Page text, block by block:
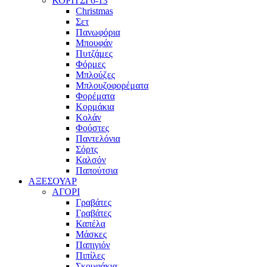
Christmas
Σετ
Πανωφόρια
Μπουφάν
Πυτζάμες
Φόρμες
Μπλούζες
Μπλουζοφορέματα
Φορέματα
Κορμάκια
Κολάν
Φούστες
Παντελόνια
Σόρτς
Καλσόν
Παπούτσια
ΑΞΕΣΟΥΑΡ
ΑΓΟΡΙ
Γραβάτες
Γραβάτες
Καπέλα
Μάσκες
Παπιγιόν
Πιπίλες